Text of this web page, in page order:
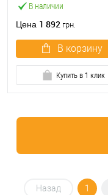
В наличии
Цена 1 892 грн.
В корзину
Купить в 1 клик
Назад 1